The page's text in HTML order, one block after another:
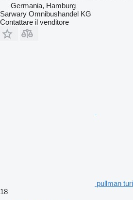
Germania, Hamburg
Sarwary Omnibushandel KG
Contattare il venditore
pullman
18